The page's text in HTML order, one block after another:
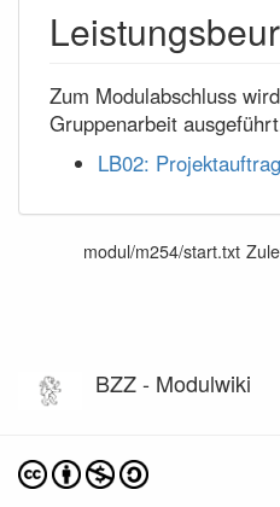
Zum Modulabschluss
Gruppenarbeit
LB02:
modul/m254/start.txt
BZZ - Modulwiki